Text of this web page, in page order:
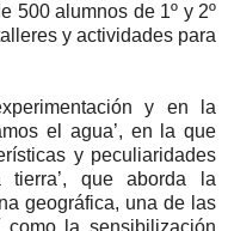
500 alumnos de 1º y 2º
y actividades para
y en la
el agua’, en la que
y peculiaridades
tierra’, que aborda la
geográfica, una de las
la sensibilización